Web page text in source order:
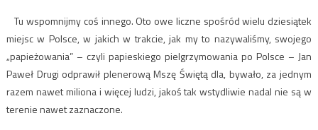
Tu wspomnijmy coś innego. Oto owe liczne spośród wielu dziesiątek
miejsc w Polsce, w jakich w trakcie, jak my to nazywaliśmy, swojego
„papieżowania” – czyli papieskiego pielgrzymowania po Polsce – Jan
Paweł Drugi odprawił plenerową Mszę Świętą dla, bywało, za jednym
razem nawet miliona i więcej ludzi, jakoś tak wstydliwie nadal nie są w
terenie nawet zaznaczone.